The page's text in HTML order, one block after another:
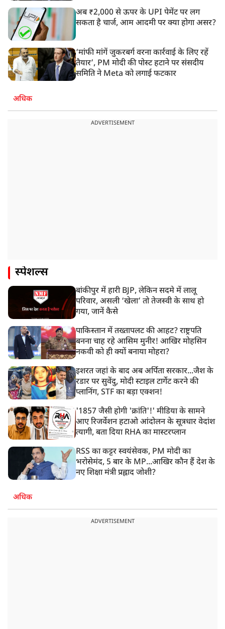
अब ₹2,000 से ऊपर के UPI पेमेंट पर लग
सकता है चार्ज, आम आदमी पर क्या होगा असर?
‘मांफी मांगें जुकरबर्ग वरना कार्रवाई के लिए रहें
तैयार’, PM मोदी की पोस्ट हटाने पर संसदीय
समिति ने Meta को लगाई फटकार
अधिक
ADVERTISEMENT
स्पेशल्स
बांकीपुर में हारी BJP, लेकिन सदमे में लालू
परिवार, असली ‘खेला’ तो तेजस्वी के साथ हो
गया, जानें कैसे
पाकिस्तान में तख्तापलट की आहट? राष्ट्रपति
बनना चाह रहे आसिम मुनीर! आखिर मोहसिन
नकवी को ही क्यों बनाया मोहरा?
इशरत जहां के बाद अब अर्पिता सरकार...जैश के
रडार पर सुवेंदु, मोदी स्टाइल टार्गेट करने की
प्लानिंग, STF का बड़ा एक्शन!
'1857 जैसी होगी 'क्रांति'!' मीडिया के सामने
आए रिजर्वेशन हटाओ आंदोलन के सूत्रधार वेदांश
त्यागी, बता दिया RHA का मास्टरप्लान
RSS का कट्टर स्वयंसेवक, PM मोदी का
भरोसेमंद, 5 बार के MP...आखिर कौन हैं देश के
नए शिक्षा मंत्री प्रह्लाद जोशी?
अधिक
ADVERTISEMENT